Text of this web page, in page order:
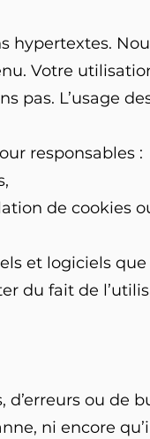
hypertextes.
Votre
L’usage
responsables :
de cookies
et logiciels
du fait de
ou de
ni encore